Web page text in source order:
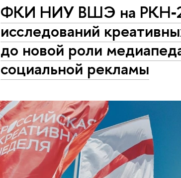
ФКИ НИУ ВШЭ на
исследований
до новой роли
социальной рекламы